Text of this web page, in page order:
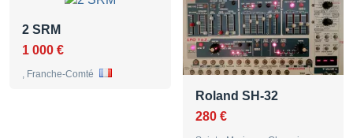
2 SRM
1 000 €
, Franche-Comté
Roland SH-32
280 €